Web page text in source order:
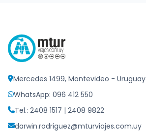
Mercedes 1499, Montevideo - Uruguay
WhatsApp: 096 412 550
Tel.: 2408 1517 | 2408 9822
darwin.rodriguez@mturviajes.com.uy